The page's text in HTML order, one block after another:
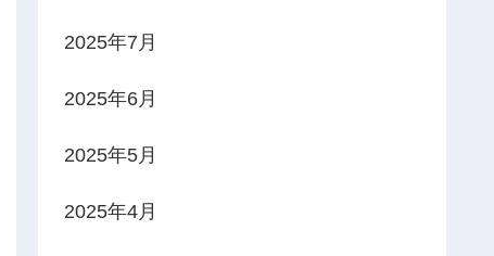
2025年7月
2025年6月
2025年5月
2025年4月